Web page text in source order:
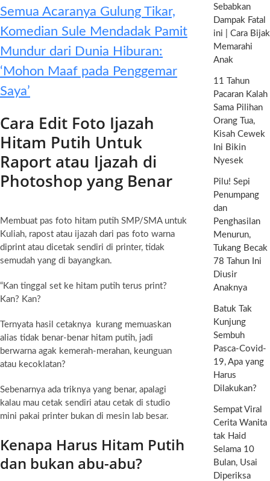
Semua Acaranya Gulung Tikar,
Komedian Sule Mendadak Pamit
Mundur dari Dunia Hiburan:
‘Mohon Maaf pada Penggemar
Saya’
Cara Edit Foto Ijazah
Hitam Putih Untuk
Raport atau Ijazah di
Photoshop yang Benar
Membuat pas foto hitam putih SMP/SMA untuk
Kuliah, rapost atau ijazah dari pas foto warna
diprint atau dicetak sendiri di printer, tidak
semudah yang di bayangkan.
“Kan tinggal set ke hitam putih terus print?
Kan? Kan?
Ternyata hasil cetaknya kurang memuaskan
alias tidak benar-benar hitam putih, jadi
berwarna agak kemerah-merahan, keunguan
atau kecoklatan?
Sebenarnya ada triknya yang benar, apalagi
kalau mau cetak sendiri atau cetak di studio
mini pakai printer bukan di mesin lab besar.
Kenapa Harus Hitam Putih
dan bukan abu-abu?
Sebabkan
Dampak Fatal
ini | Cara Bijak
Memarahi
Anak
11 Tahun
Pacaran Kalah
Sama Pilihan
Orang Tua,
Kisah Cewek
Ini Bikin
Nyesek
Pilu! Sepi
Penumpang
dan
Penghasilan
Menurun,
Tukang Becak
78 Tahun Ini
Diusir
Anaknya
Batuk Tak
Kunjung
Sembuh
Pasca-Covid-
19, Apa yang
Harus
Dilakukan?
Sempat Viral
Cerita Wanita
tak Haid
Selama 10
Bulan, Usai
Diperiksa